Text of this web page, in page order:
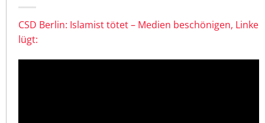
CSD Berlin: Islamist tötet – Medien beschönigen, Linke
lügt: